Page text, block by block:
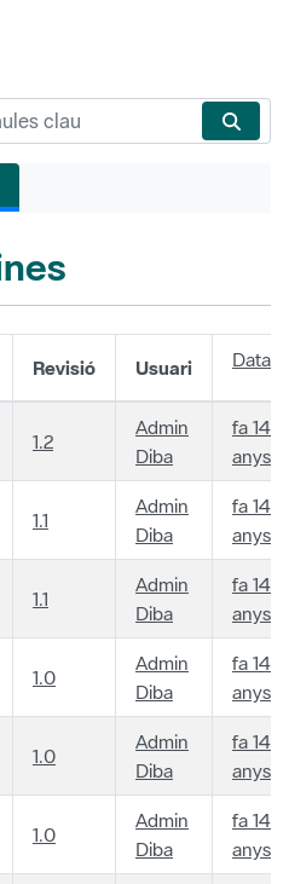
Revisió Usuari Data
1.2
Admin
Diba
fa 14
anys
1.1
Admin
Diba
fa 14
anys
1.1
Admin
Diba
fa 14
anys
1.0
Admin
Diba
fa 14
anys
1.0
Admin
Diba
fa 14
anys
1.0
Admin
Diba
fa 14
anys